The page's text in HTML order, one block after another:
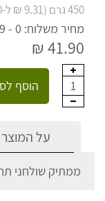
450 גרם (9.31 ₪ ל-100 גרם)
מחיר משלוח: 0 - 39 ₪
41.90 ₪
1 הוסף
על המוצר
ממתיק שולחני